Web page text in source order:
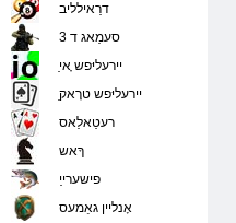
דרַאילליב
סעמַאג ד 3
ַיירעליּפש ָאי
ַיירעליּפש טרָאק
רעטַאלַאס
ךָאש
פישערייַ
אָנליין גאַמעס